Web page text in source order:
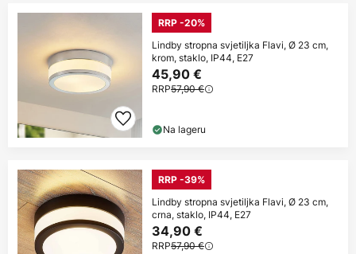
RRP -20%
Lindby stropna svjetiljka Flavi, Ø 23 cm,
krom, staklo, IP44, E27
45,90 €
RRP57,90 €
Na lageru
RRP -39%
Lindby stropna svjetiljka Flavi, Ø 23 cm,
crna, staklo, IP44, E27
34,90 €
RRP57,90 €